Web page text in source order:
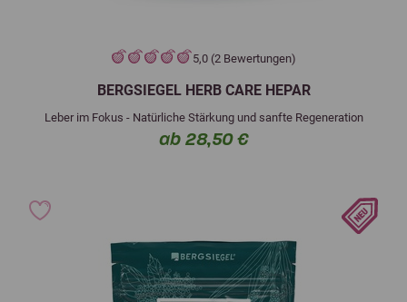
5,0 (2 Bewertungen)
BERGSIEGEL HERB CARE HEPAR
Leber im Fokus - Natürliche Stärkung und sanfte Regeneration
ab 28,50 €